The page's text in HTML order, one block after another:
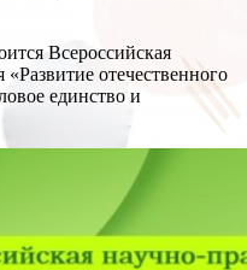
Всероссийская
отечественного
единство и